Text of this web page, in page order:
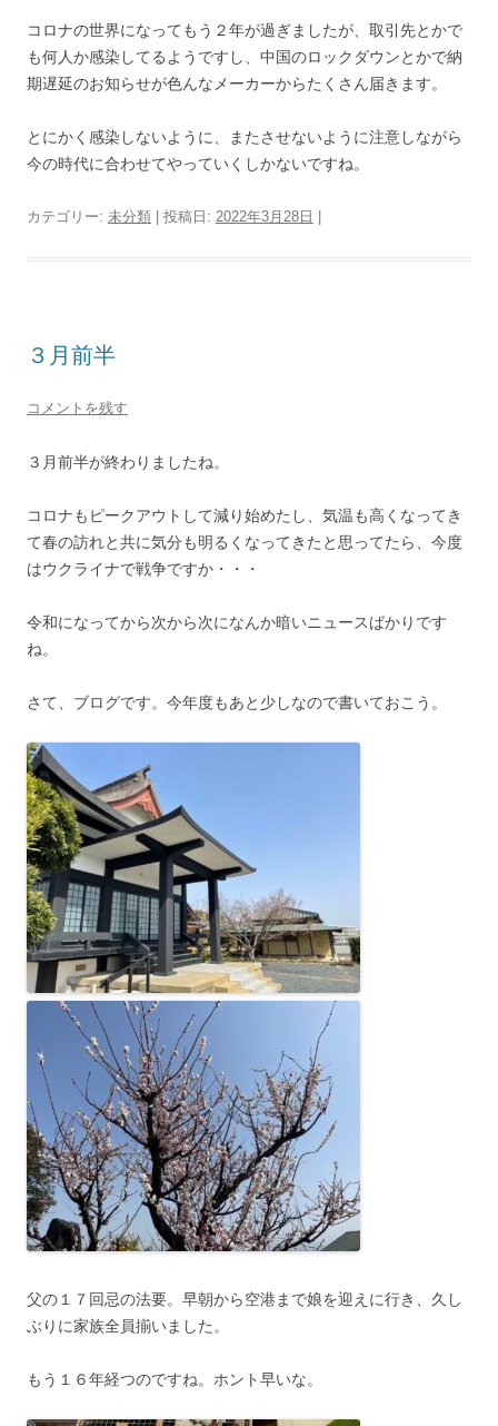
コロナの世界になってもう２年が過ぎましたが、取引先とかで
も何人か感染してるようですし、中国のロックダウンとかで納
期遅延のお知らせが色んなメーカーからたくさん届きます。
とにかく感染しないように、またさせないように注意しながら
今の時代に合わせてやっていくしかないですね。
カテゴリー: 未分類 | 投稿日: 2022年3月28日 |
３月前半
コメントを残す
３月前半が終わりましたね。
コロナもピークアウトして減り始めたし、気温も高くなってき
て春の訪れと共に気分も明るくなってきたと思ってたら、今度
はウクライナで戦争ですか・・・
令和になってから次から次になんか暗いニュースばかりです
ね。
さて、ブログです。今年度もあと少しなので書いておこう。
父の１７回忌の法要。早朝から空港まで娘を迎えに行き、久し
ぶりに家族全員揃いました。
もう１６年経つのですね。ホント早いな。